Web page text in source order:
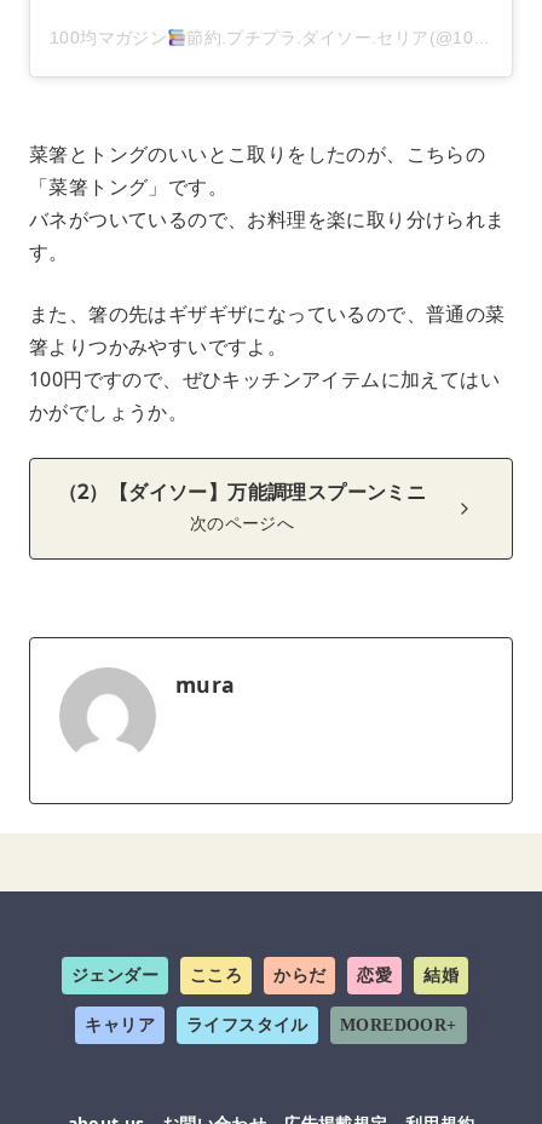
100均マガジン 節約.プチプラ.ダイソー.セリア(@100kin_mag)がシェアした投稿
菜箸とトングのいいとこ取りをしたのが、こちらの
「菜箸トング」です。
バネがついているので、お料理を楽に取り分けられま
す。
また、箸の先はギザギザになっているので、普通の菜
箸よりつかみやすいですよ。
100円ですので、ぜひキッチンアイテムに加えてはい
かがでしょうか。
（2）【ダイソー】万能調理スプーンミニ
次のページへ
mura
ジェンダー こころ からだ 恋愛 結婚
キャリア ライフスタイル MOREDOOR+